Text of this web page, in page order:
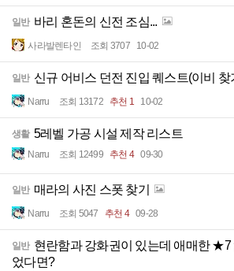
일반 바리 혼돈의 신전 조심...
사라발렌타인 조회 3707 10-02
일반 신규 어비스 던전 진입 퀘스트(이비 찾
Narru 조회 13172 추천 1 10-02
생활 5레벨 가공 시설 제작 리스트
Narru 조회 12499 추천 4 09-30
일반 매라의 사진 스폿 찾기
Narru 조회 5047 추천 4 09-28
일반 현란함과 강화권이 있는데 애매한 ★7
었다면?